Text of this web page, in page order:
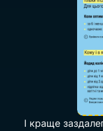
І краще